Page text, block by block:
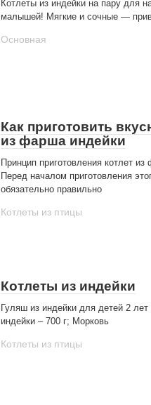
Котлеты из индейки на пару для
малышей! Мягкие и сочные —
Основная
Как приготовить
из фарша индейки
Принцип приготовления котлет
Перед началом приготовления
обязательно правильно
Котлеты из птицы
Котлеты из индейки
Гуляш из индейки для детей 2
индейки – 700 г; Морковь
Котлеты из птицы